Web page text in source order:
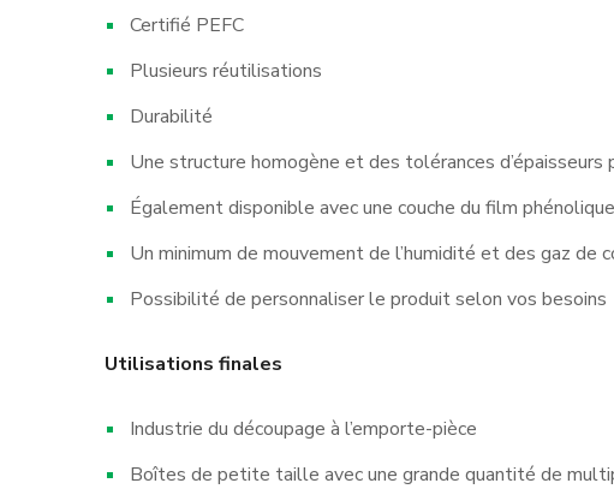
Certifié PEFC
Plusieurs réutilisations
Durabilité
Une structure homogène et des tolérances
Également disponible avec une couche du film
Un minimum de mouvement de l’humidité et des gaz
Possibilité de personnaliser le produit selon vos besoins
Utilisations finales
Industrie du découpage à l’emporte-pièce
Boîtes de petite taille avec une grande quantité de